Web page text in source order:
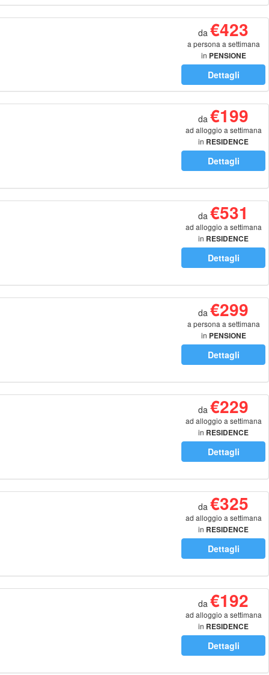
da €423
a persona a settimana
in PENSIONE
COMPLETA
Dettagli
da €199
ad alloggio a settimana
in RESIDENCE
Dettagli
da €531
ad alloggio a settimana
in RESIDENCE
Dettagli
da €299
a persona a settimana
in PENSIONE
COMPLETA
Dettagli
da €229
ad alloggio a settimana
in RESIDENCE
Dettagli
da €325
ad alloggio a settimana
in RESIDENCE
Dettagli
da €192
ad alloggio a settimana
in RESIDENCE
Dettagli